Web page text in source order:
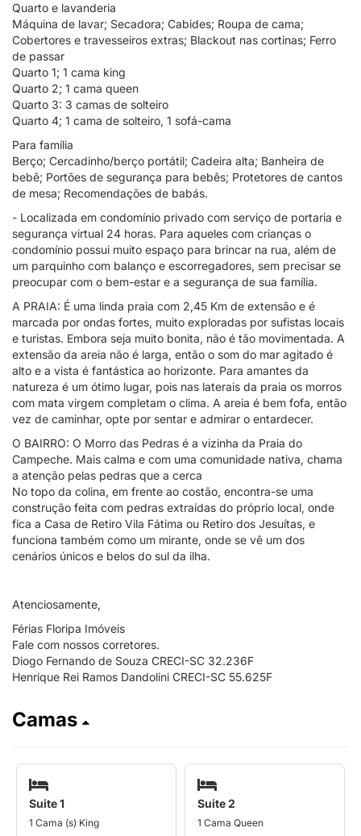
Quarto e lavanderia
Máquina de lavar; Secadora; Cabides; Roupa de cama;
Cobertores e travesseiros extras; Blackout nas cortinas; Ferro
de passar
Quarto 1; 1 cama king
Quarto 2; 1 cama queen
Quarto 3: 3 camas de solteiro
Quarto 4; 1 cama de solteiro, 1 sofá-cama
Para família
Berço; Cercadinho/berço portátil; Cadeira alta; Banheira de
bebê; Portões de segurança para bebês; Protetores de cantos
de mesa; Recomendações de babás.
- Localizada em condomínio privado com serviço de portaria e
segurança virtual 24 horas. Para aqueles com crianças o
condomínio possui muito espaço para brincar na rua, além de
um parquinho com balanço e escorregadores, sem precisar se
preocupar com o bem-estar e a segurança de sua família.
A PRAIA: É uma linda praia com 2,45 Km de extensão e é
marcada por ondas fortes, muito exploradas por sufistas locais
e turistas. Embora seja muito bonita, não é tão movimentada. A
extensão da areia não é larga, então o som do mar agitado é
alto e a vista é fantástica ao horizonte. Para amantes da
natureza é um ótimo lugar, pois nas laterais da praia os morros
com mata virgem completam o clima. A areia é bem fofa, então
vez de caminhar, opte por sentar e admirar o entardecer.
O BAIRRO: O Morro das Pedras é a vizinha da Praia do
Campeche. Mais calma e com uma comunidade nativa, chama
a atenção pelas pedras que a cerca
No topo da colina, em frente ao costão, encontra-se uma
construção feita com pedras extraídas do próprio local, onde
fica a Casa de Retiro Vila Fátima ou Retiro dos Jesuítas, e
funciona também como um mirante, onde se vê um dos
cenários únicos e belos do sul da ilha.
Atenciosamente,
Férias Floripa Imóveis
Fale com nossos corretores.
Diogo Fernando de Souza CRECI-SC 32.236F
Henrique Rei Ramos Dandolini CRECI-SC 55.625F
Camas
Suite 1
1 Cama (s) King
Suite 2
1 Cama Queen